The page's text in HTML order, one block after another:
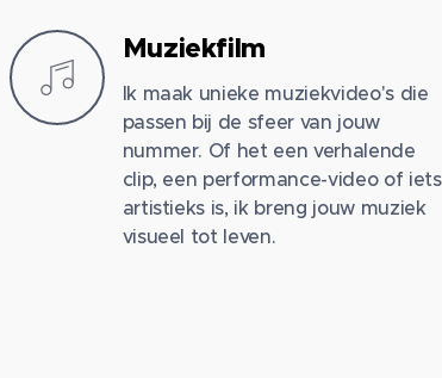
Muziekfilm
Ik maak unieke muziekvideo's die
passen bij de sfeer van jouw
nummer. Of het een verhalende
clip, een performance-video of iets
artistieks is, ik breng jouw muziek
visueel tot leven.